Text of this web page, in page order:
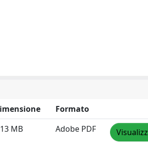
Formato
MB Adobe PDF